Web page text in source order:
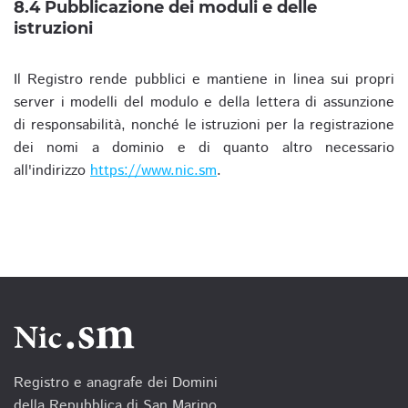
8.4 Pubblicazione dei moduli e delle
istruzioni
Il Registro rende pubblici e mantiene in linea sui propri
server i modelli del modulo e della lettera di assunzione
di responsabilità, nonché le istruzioni per la registrazione
dei nomi a dominio e di quanto altro necessario
all'indirizzo https://www.nic.sm.
Registro e anagrafe dei Domini